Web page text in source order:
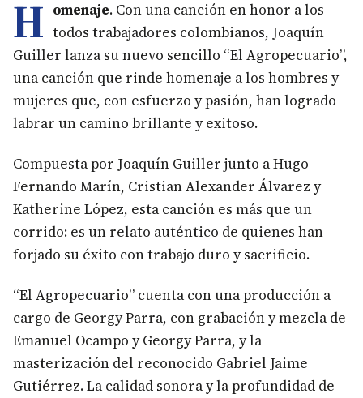
H omenaje. Con una canción en honor a los
todos trabajadores colombianos, Joaquín
Guiller lanza su nuevo sencillo “El Agropecuario”,
una canción que rinde homenaje a los hombres y
mujeres que, con esfuerzo y pasión, han logrado
labrar un camino brillante y exitoso.
Compuesta por Joaquín Guiller junto a Hugo
Fernando Marín, Cristian Alexander Álvarez y
Katherine López, esta canción es más que un
corrido: es un relato auténtico de quienes han
forjado su éxito con trabajo duro y sacrificio.
“El Agropecuario” cuenta con una producción a
cargo de Georgy Parra, con grabación y mezcla de
Emanuel Ocampo y Georgy Parra, y la
masterización del reconocido Gabriel Jaime
Gutiérrez. La calidad sonora y la profundidad de